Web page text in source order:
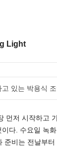
Light
있는 박용식
먼저 시작하고
다. 수요일 녹
준비는 전날부터